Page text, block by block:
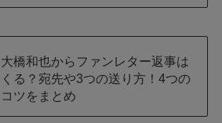
大橋和也からファンレター返事は
くる？宛先や3つの送り方！4つの
コツをまとめ